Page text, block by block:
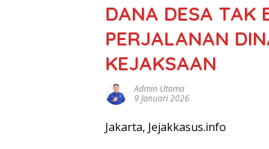
DANA DESA TAK
PERJALANAN
KEJAKSAAN
Admin Utama
9 Januari 2026
Jakarta, Jejakkasus.info